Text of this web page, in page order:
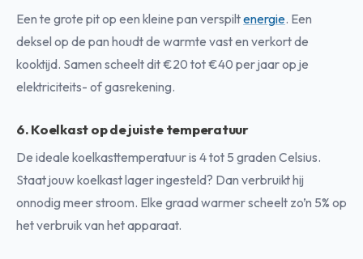
Een te grote pit op een kleine pan verspiltenergie. Een
deksel op de pan houdt de warmte vast en verkort de
kooktijd. Samen scheelt dit €20 tot €40 per jaar op je
elektriciteits- of gasrekening.
6. Koelkast op de juiste temperatuur
De ideale koelkasttemperatuur is 4 tot 5 graden Celsius.
Staat jouw koelkast lager ingesteld? Dan verbruikt hij
onnodig meer stroom. Elke graad warmer scheelt zo’n 5% op
het verbruik van het apparaat.